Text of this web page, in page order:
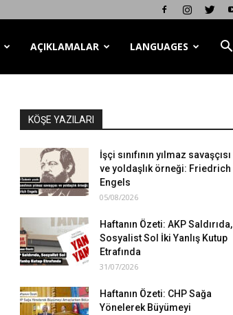
AÇIKLAMALAR LANGUAGES
KÖŞE YAZILARI
İşçi sınıfının yılmaz savaşçısı
ve yoldaşlık örneği: Friedrich
Engels
05/08/2026
Haftanın Özeti: AKP Saldırıda,
Sosyalist Sol İki Yanlış Kutup
Etrafında
31/07/2026
Haftanın Özeti: CHP Sağa
Yönelerek Büyümeyi